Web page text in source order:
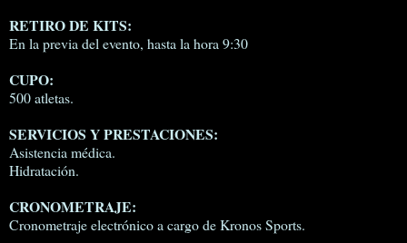
RETIRO DE KITS:
En la previa del evento, hasta la hora 9:30
CUPO:
500 atletas.
SERVICIOS Y PRESTACIONES:
Asistencia médica.
Hidratación.
CRONOMETRAJE:
Cronometraje electrónico a cargo de Kronos Sports.